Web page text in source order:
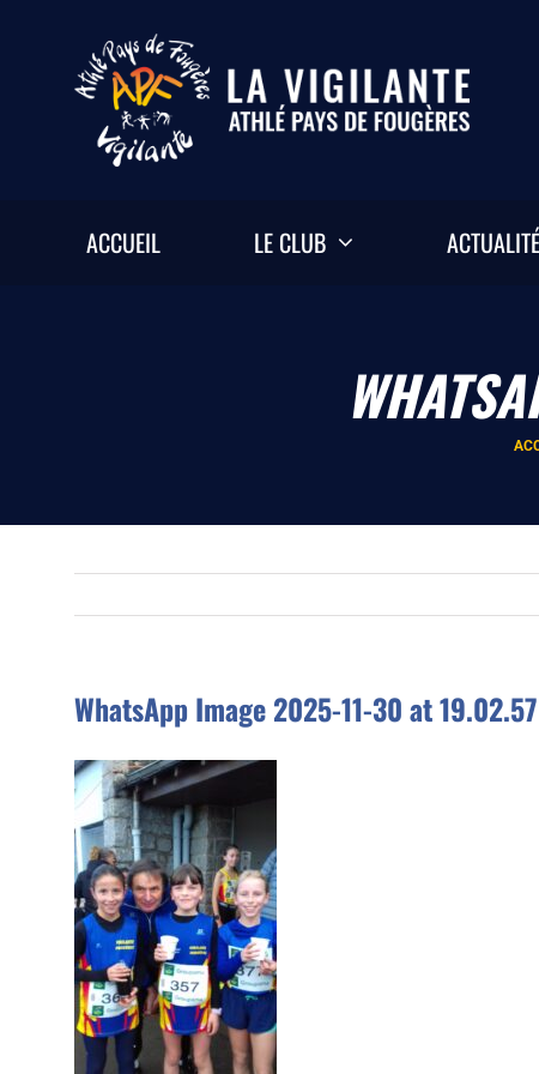
contenu
ACCUEIL LE CLUB
WhatsApp Image 2025-11-30 at 19.02.57